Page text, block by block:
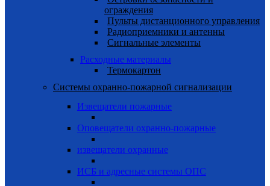
ограждения
Пульты дистанционного управления
Радиоприемники и антенны
Сигнальные элементы
Расходные материалы
Термокартон
Системы охранно-пожарной сигнализации
Извещатели пожарные
Оповещатели охранно-пожарные
извещатели охранные
ИСБ и адресные системы ОПС